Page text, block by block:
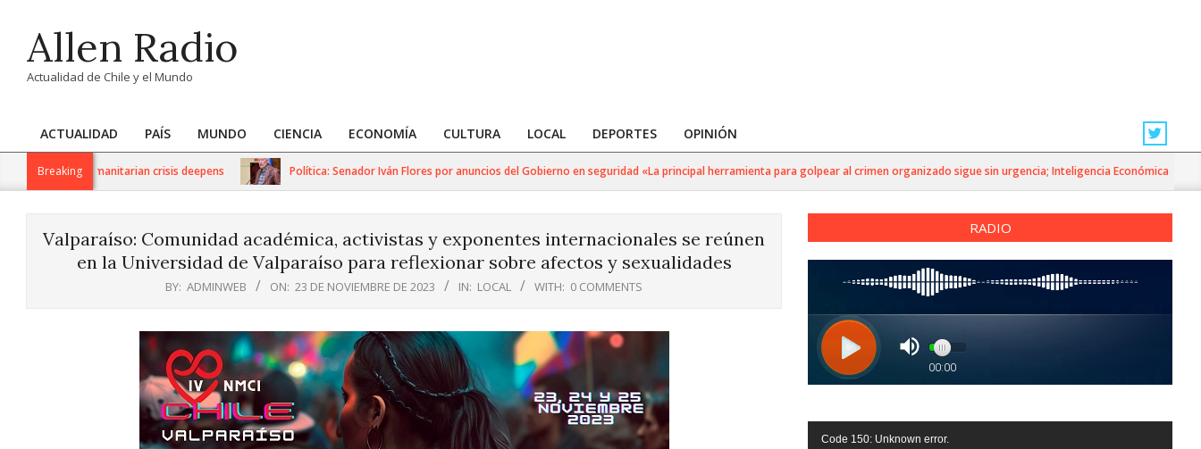
contentAllen Radio
Actualidad de Chile y el Mundo
Primary
Navigation
ACTUALIDAD PAÍS MUNDO CIENCIA ECONOMÍA CULTURA LOCAL DEPORTES OPINIÓN
Breaking
as humanitarian crisis deepens Política: Senador Iván Flores por anuncios del Gobierno en seguridad «La principal herramienta para golpear al crimen organizado sigue sin urgencia; Inteligencia Económica»
Valparaíso: Comunidad académica, activistas y exponentes internacionales se reúnen
en la Universidad de Valparaíso para reflexionar sobre afectos y sexualidades
BY: ADMINWEB ON: 23 DE NOVIEMBRE DE 2023 IN: LOCAL WITH: 0 COMMENTS
RADIO
Reproductor
Code 150: Unknown error.